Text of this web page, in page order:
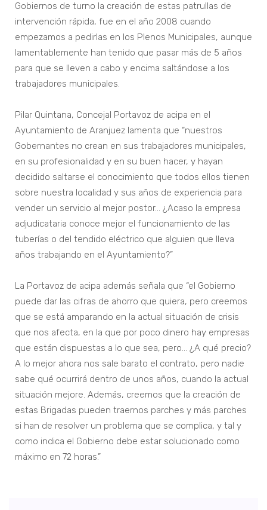
Gobiernos de turno la creación de estas patrullas de
intervención rápida, fue en el año 2008 cuando
empezamos a pedirlas en los Plenos Municipales, aunque
lamentablemente han tenido que pasar más de 5 años
para que se lleven a cabo y encima saltándose a los
trabajadores municipales.
Pilar Quintana, Concejal Portavoz de acipa en el
Ayuntamiento de Aranjuez lamenta que “nuestros
Gobernantes no crean en sus trabajadores municipales,
en su profesionalidad y en su buen hacer, y hayan
decidido saltarse el conocimiento que todos ellos tienen
sobre nuestra localidad y sus años de experiencia para
vender un servicio al mejor postor… ¿Acaso la empresa
adjudicataria conoce mejor el funcionamiento de las
tuberías o del tendido eléctrico que alguien que lleva
años trabajando en el Ayuntamiento?”
La Portavoz de acipa además señala que “el Gobierno
puede dar las cifras de ahorro que quiera, pero creemos
que se está amparando en la actual situación de crisis
que nos afecta, en la que por poco dinero hay empresas
que están dispuestas a lo que sea, pero… ¿A qué precio?
A lo mejor ahora nos sale barato el contrato, pero nadie
sabe qué ocurrirá dentro de unos años, cuando la actual
situación mejore. Además, creemos que la creación de
estas Brigadas pueden traernos parches y más parches
si han de resolver un problema que se complica, y tal y
como indica el Gobierno debe estar solucionado como
máximo en 72 horas.”